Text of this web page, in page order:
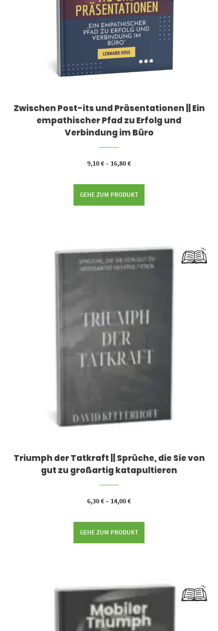
Zwischen Post-its und Präsentationen || Ein
empathischer Pfad zu Erfolg und
Verbindung im Büro
9,10€– 16,80€
GEHE ZUM PRODUKT
Triumph der Tatkraft || Sprüche, die Sie von
gut zu großartig katapultieren
6,30€– 14,00€
GEHE ZUM PRODUKT